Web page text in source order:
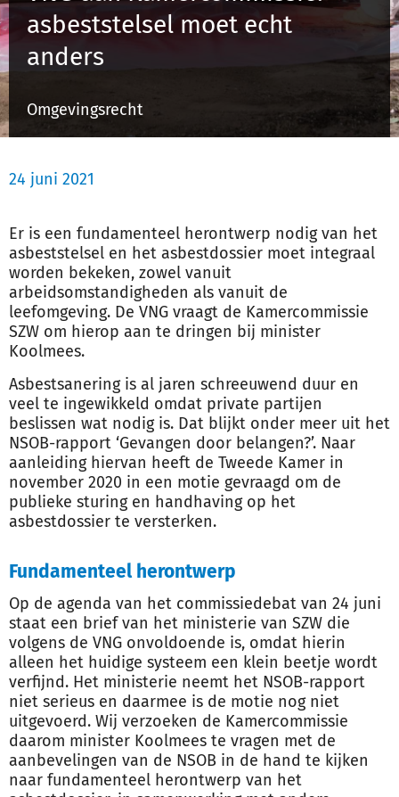
asbeststelsel moet echt
anders
Omgevingsrecht
24 juni 2021
Er is een fundamenteel herontwerp nodig van het
asbeststelsel en het asbestdossier moet integraal
worden bekeken, zowel vanuit
arbeidsomstandigheden als vanuit de
leefomgeving. De VNG vraagt de Kamercommissie
SZW om hierop aan te dringen bij minister
Koolmees.
Asbestsanering is al jaren schreeuwend duur en
veel te ingewikkeld omdat private partijen
beslissen wat nodig is. Dat blijkt onder meer uit het
NSOB-rapport ‘Gevangen door belangen?’. Naar
aanleiding hiervan heeft de Tweede Kamer in
november 2020 in een motie gevraagd om de
publieke sturing en handhaving op het
asbestdossier te versterken.
Fundamenteel herontwerp
Op de agenda van het commissiedebat van 24 juni
staat een brief van het ministerie van SZW die
volgens de VNG onvoldoende is, omdat hierin
alleen het huidige systeem een klein beetje wordt
verfijnd. Het ministerie neemt het NSOB-rapport
niet serieus en daarmee is de motie nog niet
uitgevoerd. Wij verzoeken de Kamercommissie
daarom minister Koolmees te vragen met de
aanbevelingen van de NSOB in de hand te kijken
naar fundamenteel herontwerp van het